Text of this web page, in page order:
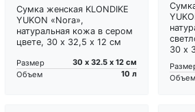
Сумка женская KLONDIKE
YUKON «Nora»,
натуральная кожа в сером
цвете, 30 х 32,5 х 12 см
Размер
30 х 32.5 х 12 см
Объем
10 л
30 х
Объем